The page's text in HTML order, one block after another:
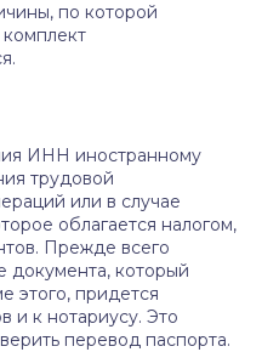
по которой
ИНН иностранному
трудовой
или в случае
облагается налогом,
Прежде всего
документа, который
этого, придется
и к нотариусу. Это
перевод паспорта.